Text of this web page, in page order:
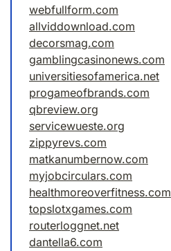
webfullform.com
allviddownload.com
decorsmag.com
gamblingcasinonews.com
universitiesofamerica.net
progameofbrands.com
qbreview.org
servicewueste.org
zippyrevs.com
matkanumbernow.com
myjobcirculars.com
healthmoreoverfitness.com
topslotxgames.com
routerloggnet.net
dantella6.com